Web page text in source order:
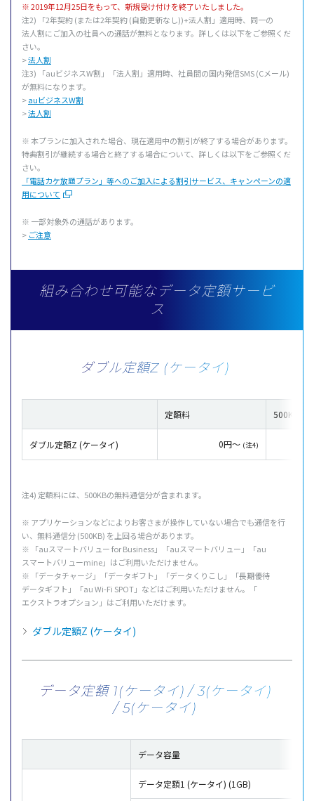
※ 2019年12月25日をもって、新規受け付けを終了いたしました。
注2) 「2年契約(または2年契約(自動更新なし))+法人割 」 適用時、 同一の
法人割にご加入の社員への通話が無料となります。詳しくは以下をご参照くだ
さい。
>法人割
注3) 「auビジネスW割」「法人割 」 適用時、 社員間の国内発信SMS (Cメール)
が無料になります。
>auビジネスW割
>法人割
※ 本プランに加入された場合、 現在適用中の割引が終了する場合があります。
特典割引が継続する場合と終了する場合について、詳しくは以下をご参照くだ
さい。
「電話カケ放題プラン」等へのご加入による割引サービス、キャンペーンの適
用について
※ 一部対象外の通話があります。
> ご注意
組み合わせ可能なデータ定額サービ
ス
ダブル定額Z (ケータイ)
定額料 500KB超
ダブル定額Z (ケータイ) 0円～ (注4)
注4) 定額料には、500KBの無料通信分が含まれます。
※ アプリケーションなどによりお客さまが操作していない場合でも通信を行
い、 無料通信分(500KB) を 上回る場合があります。
※ 「auスマートバリューfor Business」「auスマートバリュー 」「au
スマートバリューmine」はご利用いただけません。
※ 「データチャージ 」「データギフト 」「データくりこし」「長期優待
データギフト 」「au Wi-Fi SPOT」などはご利用いただけません。「
エクストラオプション 」はご利用いただけます。
ダブル定額Z (ケータイ)
データ定額 1(ケータイ) / 3(ケータイ)
/ 5(ケータイ)
データ容量
データ定額1 (ケータイ) (1GB)